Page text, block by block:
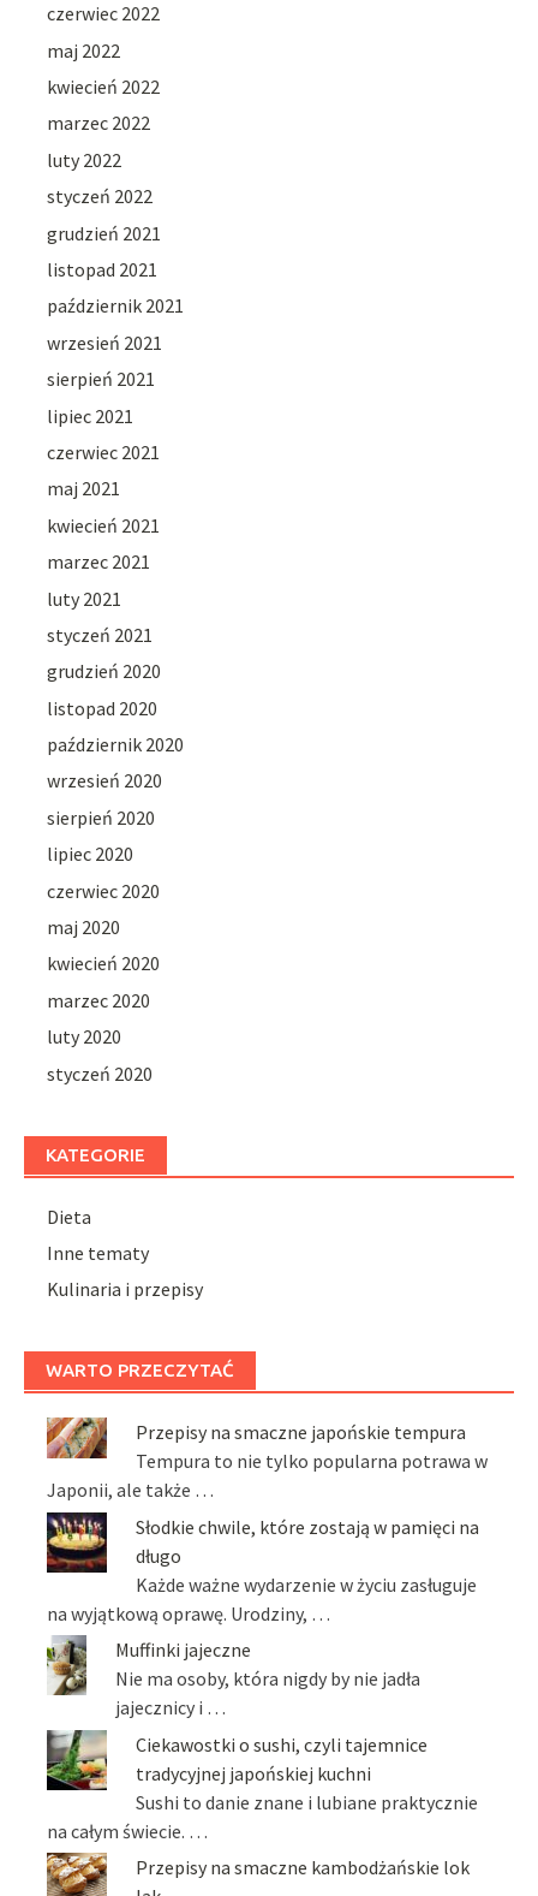
czerwiec 2022
maj 2022
kwiecień 2022
marzec 2022
luty 2022
styczeń 2022
grudzień 2021
listopad 2021
październik 2021
wrzesień 2021
sierpień 2021
lipiec 2021
czerwiec 2021
maj 2021
kwiecień 2021
marzec 2021
luty 2021
styczeń 2021
grudzień 2020
listopad 2020
październik 2020
wrzesień 2020
sierpień 2020
lipiec 2020
czerwiec 2020
maj 2020
kwiecień 2020
marzec 2020
luty 2020
styczeń 2020
KATEGORIE
Dieta
Inne tematy
Kulinaria i przepisy
WARTO PRZECZYTAĆ
Przepisy na smaczne japońskie tempura
Tempura to nie tylko popularna potrawa w
Japonii, ale także …
Słodkie chwile, które zostają w pamięci na
długo
Każde ważne wydarzenie w życiu zasługuje
na wyjątkową oprawę. Urodziny, …
Muffinki jajeczne
Nie ma osoby, która nigdy by nie jadła
jajecznicy i …
Ciekawostki o sushi, czyli tajemnice
tradycyjnej japońskiej kuchni
Sushi to danie znane i lubiane praktycznie
na całym świecie. …
Przepisy na smaczne kambodżańskie lok